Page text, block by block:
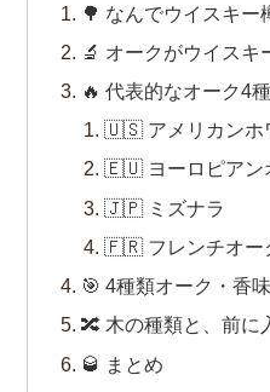
🌳 なんでウイスキー
🔬 オークがウイスキ
🔥 代表的なオーク4
🇺🇸 アメリカンホ
🇪🇺 ヨーロピアン
🇯🇵 ミズナラ
🇫🇷 フレンチオー
🎯 4種類オーク・香
🔀 木の種類と、前に
🥃 まとめ